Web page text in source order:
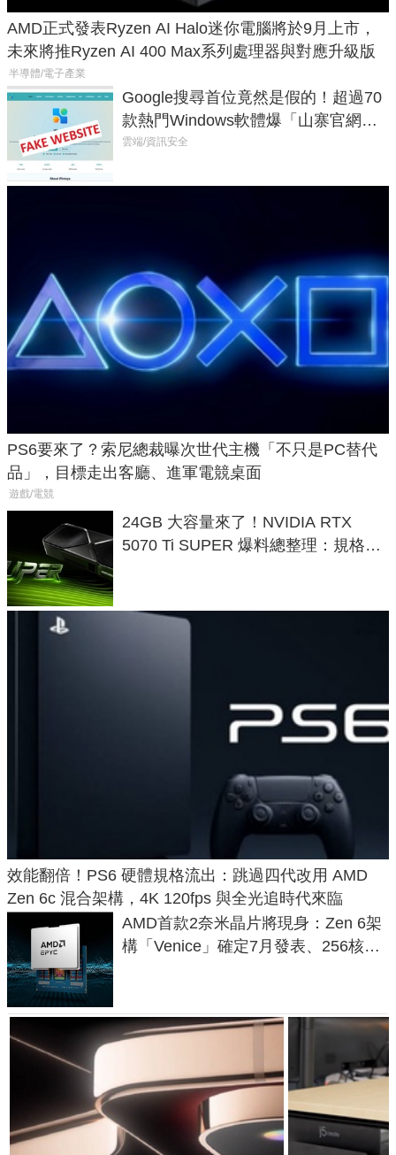
AMD正式發表Ryzen AI Halo迷你電腦將於9月上市，
未來將推Ryzen AI 400 Max系列處理器與對應升級版
半導體/電子產業
Google搜尋首位竟然是假的！超過70
款熱門Windows軟體爆「山寨官網」
危機
雲端/資訊安全
PS6要來了？索尼總裁曝次世代主機「不只是PC替代
品」，目標走出客廳、進軍電競桌面
遊戲/電競
24GB 大容量來了！NVIDIA RTX
5070 Ti SUPER 爆料總整理：規格、
效能翻倍！PS6 硬體規格流出：跳過四代改用 AMD
Zen 6c 混合架構，4K 120fps 與全光追時代來臨
AMD首款2奈米晶片將現身：Zen 6架
構「Venice」確定7月發表、256核心